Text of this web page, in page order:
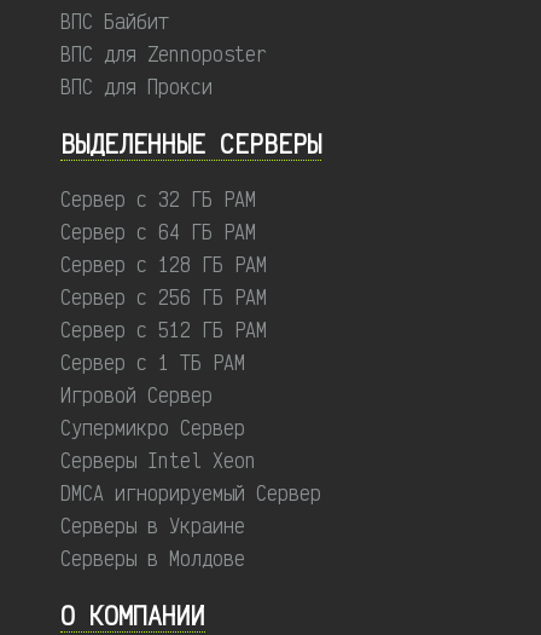
ВПС Байбит
ВПС для Zennoposter
ВПС для Прокси
ВЫДЕЛЕННЫЕ CЕРВЕРЫ
Сервер с 32 ГБ РАМ
Сервер с 64 ГБ РАМ
Сервер с 128 ГБ РАМ
Сервер с 256 ГБ РАМ
Сервер с 512 ГБ РАМ
Сервер с 1 ТБ РАМ
Игровой Сервер
Супермикро Сервер
Серверы Intel Xeon
DMCA игнорируемый Сервер
Серверы в Украине
Серверы в Молдове
О КОМПАНИИ